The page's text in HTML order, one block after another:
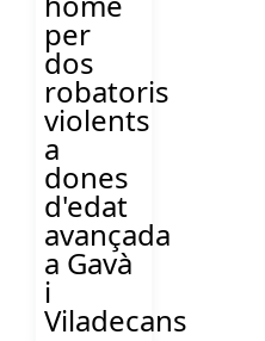
per
dos
robatoris
violents
a
dones
d'edat
avançada
a Gavà
i
Viladecans